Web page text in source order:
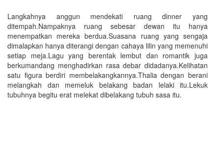
Langkahnya anggun mendekati ruang dinner yang
ditempah.Nampaknya ruang sebesar dewan itu hanya
menempatkan mereka berdua.Suasana ruang yang sengaja
dimalapkan hanya diterangi dengan cahaya lilin yang memenuhi
setiap meja.Lagu yang berentak lembut dan romantik juga
berkumandang menghadirkan rasa debar didadanya.Kelihatan
satu figura berdiri membelakangkannya.Thalia dengan berani
melangkah dan memeluk belakang badan lelaki itu.Lekuk
tubuhnya begitu erat melekat dibelakang tubuh sasa itu.